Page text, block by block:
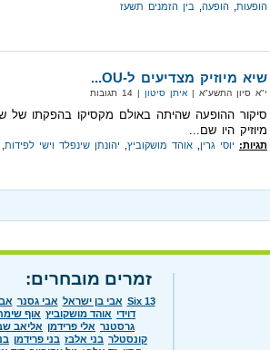
הופעות
הופעה בין הזמנים תשעז
שיא מיוזיק מצדיעים ל-OU...
י"א סיון התשע"א | איתן סיטון | 14 תגובות
סיקור ההופעה שהיתה באולם מקסיקו בהפקתו של
מיוזיק היו שם...
תגיות: יוסי גרין אוהד מושקוביץ יהונתן שינפלד וישי לפידות
זמרים מובחרים:
Six 13 אבי בן ישראל אבי גסנר
דוידי אוהד מושקוביץ אוף
גרסטנר אלי פרידמן אליאב
קונסטלר בני אלבז בני פרידמן